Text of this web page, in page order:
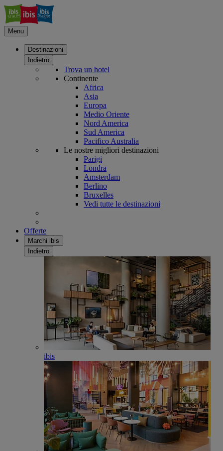
Menu
Destinazioni
Indietro
Trova un hotel
Continente
Africa
Asia
Europa
Medio Oriente
Nord America
Sud America
Pacifico Australia
Le nostre migliori destinazioni
Parigi
Londra
Amsterdam
Berlino
Bruxelles
Vedi tutte le destinazioni
Offerte
Marchi ibis
Indietro
ibis